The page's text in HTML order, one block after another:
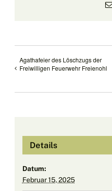
Agathafeier des Löschzugs der
Freiwilligen Feuerwehr Freienohl
Details
Datum:
Februar 15, 2025